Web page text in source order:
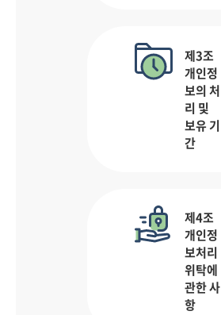
제3조
개인정
보의 처
리 및
보유 기
간
제4조
개인정
보처리
위탁에
관한 사
항